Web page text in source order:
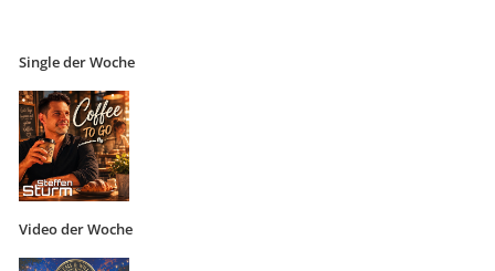
Single der Woche
Video der Woche